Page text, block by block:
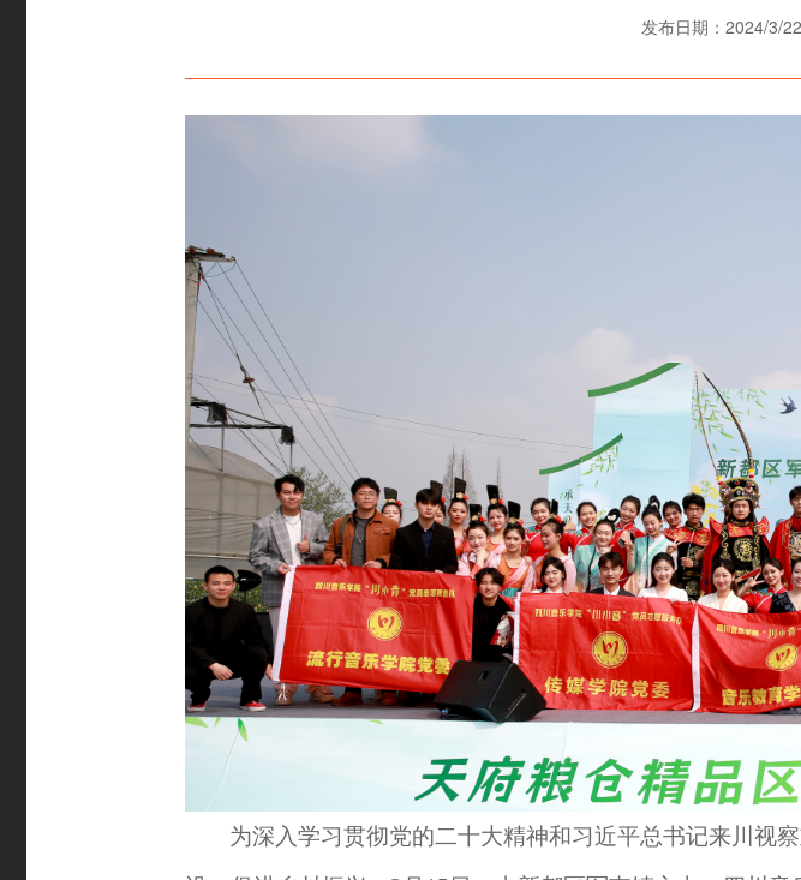
发布日期：2024/3/
为深入学习贯彻党的二十大精神和习近平总书记来川视